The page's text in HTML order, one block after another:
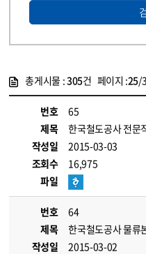
총게시물 :305건 페이지 :25/
번호
65
제목
한국철도공사 전문
작성일
2015-03-03
조회수
16,975
파일
번호
64
제목
한국철도공사 물류
작성일
2015-03-02